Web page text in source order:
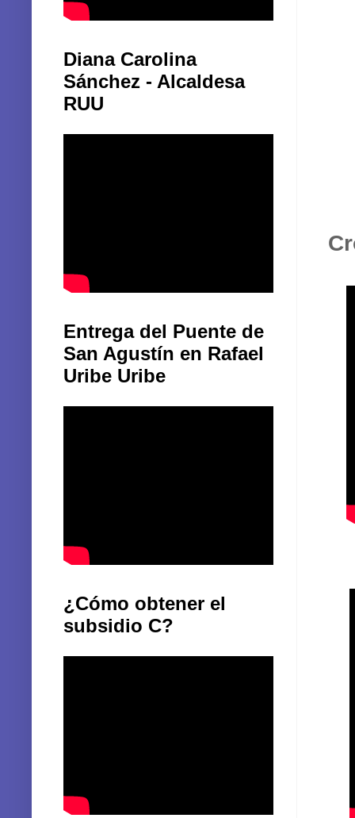
Diana Carolina
Sánchez - Alcaldesa
RUU
Entrega del Puente de
San Agustín en Rafael
Uribe Uribe
¿Cómo obtener el
subsidio C?